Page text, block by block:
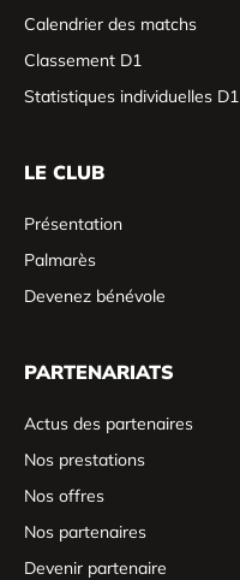
Calendrier des matchs
Classement D1
Statistiques individuelles D1
LE CLUB
Présentation
Palmarès
Devenez bénévole
PARTENARIATS
Actus des partenaires
Nos prestations
Nos offres
Nos partenaires
Devenir partenaire